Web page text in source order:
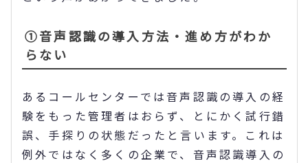
①音声認識の導入方法・進め方がわか
らない
あるコールセンターでは音声認識の導入の経
験をもった管理者はおらず、とにかく試行錯
誤、手探りの状態だったと言います。これは
例外ではなく多くの企業で、音声認識導入の